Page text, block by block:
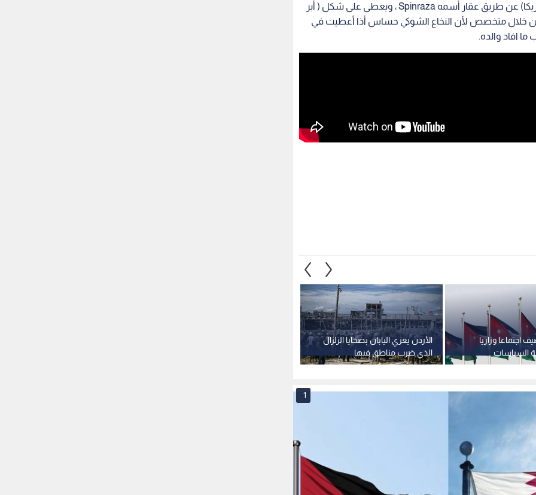
) حيث ان العلاج لهذا المرض متواجد في (ألمانيا ، وأمريكا) عن طريق عقار أسمه Spinraza ، ويعطى على شكل ( أبر
خلال متخصص لأن النخاع الشوكي حساس أذا أعطيت في
افاد والده.
الأردن يعزي اليابان بضحايا الزلزال
الذي ضرب مناطق فيها
اجتماعا وزاريا
السياسات
1